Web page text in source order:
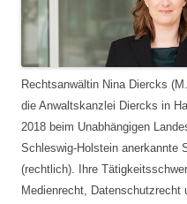
Rechtsanwältin Nina Diercks
die Anwaltskanzlei Diercks in
2018 beim Unabhängigen
Schleswig-Holstein anerkannte
(rechtlich). Ihre
Medienrecht, Datenschutzrecht